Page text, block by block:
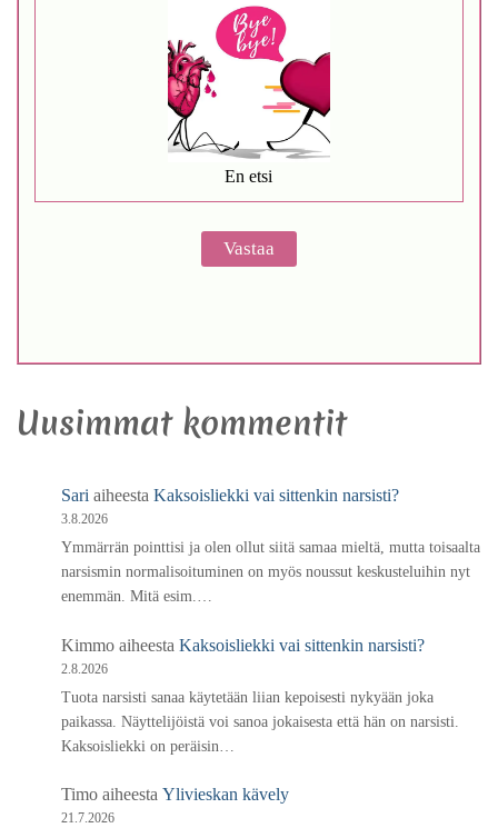
En etsi
Uusimmat kommentit
Sari aiheesta Kaksoisliekki vai sittenkin narsisti?
3.8.2026
Ymmärrän pointtisi ja olen ollut siitä samaa mieltä, mutta toisaalta
narsismin normalisoituminen on myös noussut keskusteluihin nyt
enemmän. Mitä esim.…
Kimmo aiheesta Kaksoisliekki vai sittenkin narsisti?
2.8.2026
Tuota narsisti sanaa käytetään liian kepoisesti nykyään joka
paikassa. Näyttelijöistä voi sanoa jokaisesta että hän on narsisti.
Kaksoisliekki on peräisin…
Timo aiheesta Ylivieskan kävely
21.7.2026